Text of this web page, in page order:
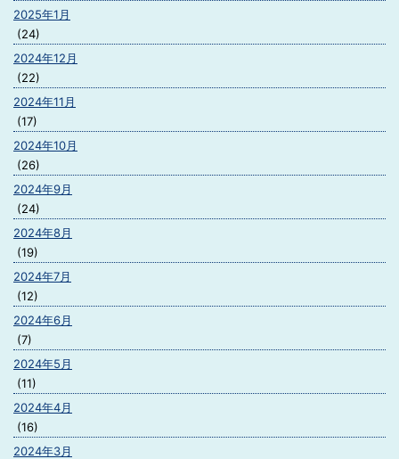
2025年1月
(24)
2024年12月
(22)
2024年11月
(17)
2024年10月
(26)
2024年9月
(24)
2024年8月
(19)
2024年7月
(12)
2024年6月
(7)
2024年5月
(11)
2024年4月
(16)
2024年3月